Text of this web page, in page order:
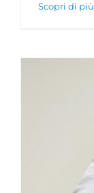
Scopri di più